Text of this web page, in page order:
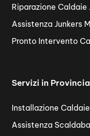
Riparazione Caldaie
Assistenza Junkers
Pronto Intervento
Servizi in
Installazione
Assistenza